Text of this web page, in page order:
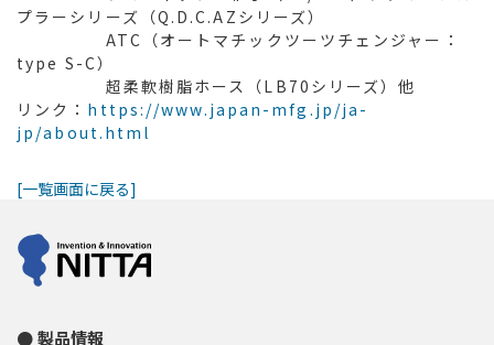
プラーシリーズ（Q.D.C.AZシリーズ）
ATC（オートマチックツーツチェンジャー：
type S-C）
超柔軟樹脂ホース（LB70シリーズ）他
リンク： https://www.japan-mfg.jp/ja-
jp/about.html
[一覧画面に戻る]
製品情報